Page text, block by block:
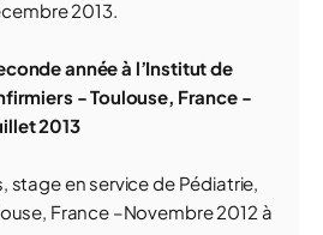
2013.
année à l’Institut de
- Toulouse, France -
2013
stage en service de Pédiatrie,
France –Novembre 2012 à